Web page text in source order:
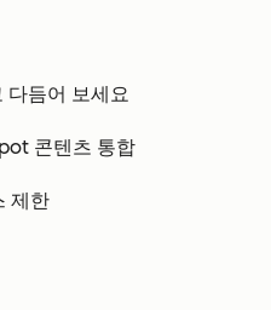
다듬어 보세요
콘텐츠 통합
제한